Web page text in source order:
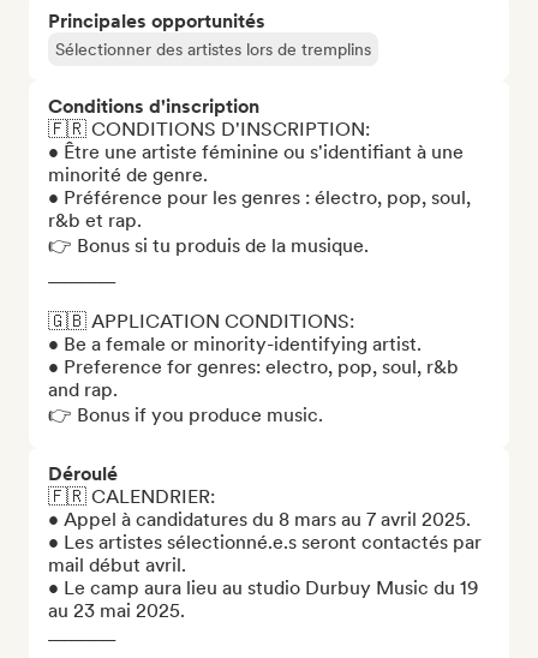
Principales opportunités
Sélectionner des artistes lors de tremplins
Conditions d'inscription
🇫🇷 CONDITIONS D'INSCRIPTION:
•⁠ ⁠Être une artiste féminine ou s'identifiant à une
minorité de genre.
•⁠ Préférence pour les genres : électro, pop, soul,
r&b et rap.
👉 Bonus si tu produis de la musique.
🇬🇧 APPLICATION CONDITIONS:
•⁠ ⁠Be a female or minority-identifying artist.
•⁠ ⁠Preference for genres: electro, pop, soul, r&b
and rap.
👉 Bonus if you produce music.
Déroulé
🇫🇷 CALENDRIER:
•⁠ ⁠Appel à candidatures du 8 mars au 7 avril 2025.
•⁠ Les artistes sélectionné.e.s seront contactés par
mail début avril.
•⁠ Le camp aura lieu au studio Durbuy Music du 19
au 23 mai 2025.